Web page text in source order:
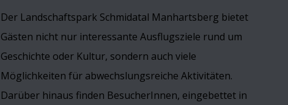
Der Landschaftspark Schmidatal Manhartsberg bietet
Gästen nicht nur interessante Ausflugsziele rund um
Geschichte oder Kultur, sondern auch viele
Möglichkeiten für abwechslungsreiche Aktivitäten.
Darüber hinaus finden BesucherInnen, eingebettet in